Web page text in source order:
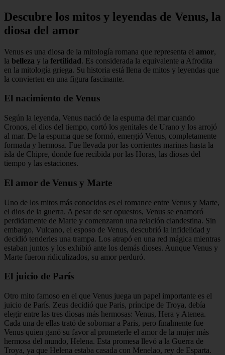
Descubre los mitos y leyendas de Venus, la
diosa del amor
Venus es una diosa de la mitología romana que representa el amor,
la belleza y la fertilidad. Es considerada la equivalente a Afrodita
en la mitología griega. Su historia está llena de mitos y leyendas que
la convierten en una figura fascinante.
El nacimiento de Venus
Según la leyenda, Venus nació de la espuma del mar cuando
Cronos, el dios del tiempo, cortó los genitales de Urano y los arrojó
al mar. De la espuma que se formó, emergió Venus, completamente
formada y hermosa. Fue llevada por las corrientes marinas hasta la
isla de Chipre, donde fue recibida por las Horas, las diosas del
tiempo y las estaciones.
El amor de Venus y Marte
Uno de los mitos más conocidos es el romance entre Venus y Marte,
el dios de la guerra. A pesar de ser opuestos, Venus se enamoró
perdidamente de Marte y comenzaron una relación clandestina. Sin
embargo, Vulcano, el esposo de Venus, descubrió la infidelidad y
decidió tenderles una trampa. Los atrapó en una red mágica mientras
estaban juntos y los exhibió ante los demás dioses. Aunque Venus y
Marte fueron ridiculizados, su amor perduró.
El juicio de París
Otro mito famoso en el que Venus juega un papel importante es el
juicio de París. Zeus decidió que Paris, príncipe de Troya, debía
elegir entre las tres diosas más hermosas: Venus, Hera y Atenea.
Cada una de ellas trató de sobornar a Paris, pero finalmente fue
Venus quien ganó su favor al prometerle el amor de la mujer más
hermosa del mundo, Helena. Esta promesa llevó a la Guerra de
Troya, ya que Helena estaba casada con Menelao, rey de Esparta.